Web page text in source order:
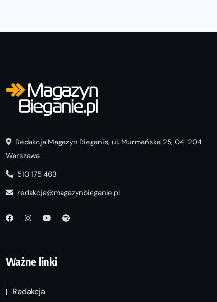
Redakcja Magazyn Bieganie, ul. Murmańska 25, 04-204
Warszawa
510 175 463
redakcja@magazynbieganie.pl
Ważne linki
Redakcja